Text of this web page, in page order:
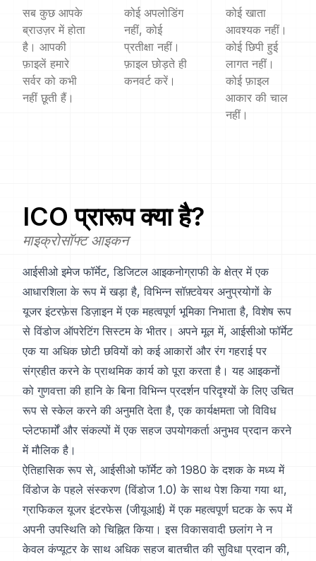
सब कुछ आपके
ब्राउज़र में होता
है। आपकी
फ़ाइलें हमारे
सर्वर को कभी
नहीं छूती हैं।
कोई अपलोडिंग
नहीं, कोई
प्रतीक्षा नहीं।
फ़ाइल छोड़ते ही
कनवर्ट करें।
कोई खाता
आवश्यक नहीं।
कोई छिपी हुई
लागत नहीं।
कोई फ़ाइल
आकार की चाल
नहीं।
ICO प्रारूप क्या है?
माइक्रोसॉफ्ट आइकन
आईसीओ इमेज फॉर्मेट, डिजिटल आइकनोग्राफी के क्षेत्र में एक
आधारशिला के रूप में खड़ा है, विभिन्न सॉफ़्टवेयर अनुप्रयोगों के
यूजर इंटरफ़ेस डिज़ाइन में एक महत्वपूर्ण भूमिका निभाता है, विशेष रूप
से विंडोज ऑपरेटिंग सिस्टम के भीतर। अपने मूल में, आईसीओ फॉर्मेट
एक या अधिक छोटी छवियों को कई आकारों और रंग गहराई पर
संग्रहीत करने के प्राथमिक कार्य को पूरा करता है। यह आइकनों
को गुणवत्ता की हानि के बिना विभिन्न प्रदर्शन परिदृश्यों के लिए उचित
रूप से स्केल करने की अनुमति देता है, एक कार्यक्षमता जो विविध
प्लेटफार्मों और संकल्पों में एक सहज उपयोगकर्ता अनुभव प्रदान करने
में मौलिक है।
ऐतिहासिक रूप से, आईसीओ फॉर्मेट को 1980 के दशक के मध्य में
विंडोज के पहले संस्करण (विंडोज 1.0) के साथ पेश किया गया था,
ग्राफिकल यूजर इंटरफेस (जीयूआई) में एक महत्वपूर्ण घटक के रूप में
अपनी उपस्थिति को चिह्नित किया। इस विकासवादी छलांग ने न
केवल कंप्यूटर के साथ अधिक सहज बातचीत की सुविधा प्रदान की,